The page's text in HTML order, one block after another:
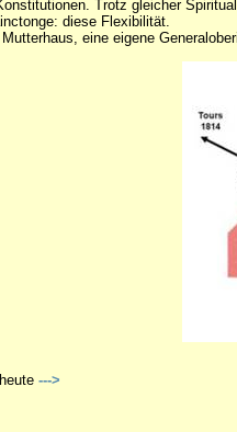
Trotz gleicher
diese Flexibilität.
eine eigene
--->